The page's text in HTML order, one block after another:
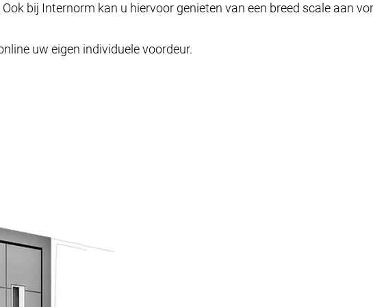
bij Internorm kan u hiervoor genieten van een breed scale aan
uw eigen individuele voordeur.